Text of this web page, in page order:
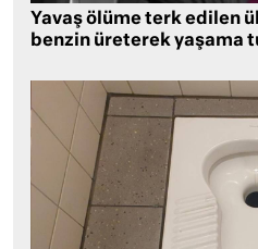
Yavaş ölüme terk edilen
benzin üreterek yaşama